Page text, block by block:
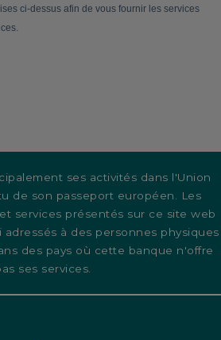
ses activités dans l'Union
de son passeport européen. Les
services présentés sur ce site web
à des personnes physiques
des pays où cette banque n'offre
ses services.